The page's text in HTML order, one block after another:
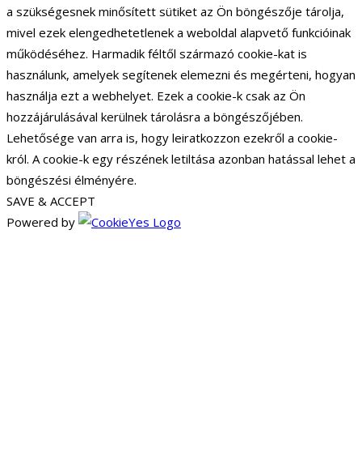
a szükségesnek minősített sütiket az Ön böngészője tárolja,
mivel ezek elengedhetetlenek a weboldal alapvető funkcióinak
működéséhez. Harmadik féltől származó cookie-kat is
használunk, amelyek segítenek elemezni és megérteni, hogyan
használja ezt a webhelyet. Ezek a cookie-k csak az Ön
hozzájárulásával kerülnek tárolásra a böngészőjében.
Lehetősége van arra is, hogy leiratkozzon ezekről a cookie-
król. A cookie-k egy részének letiltása azonban hatással lehet a
böngészési élményére.
SAVE & ACCEPT
Powered by